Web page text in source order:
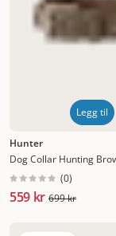
Legg til
Hunter
Dog Collar Hunting
(0)
559 kr 699 kr